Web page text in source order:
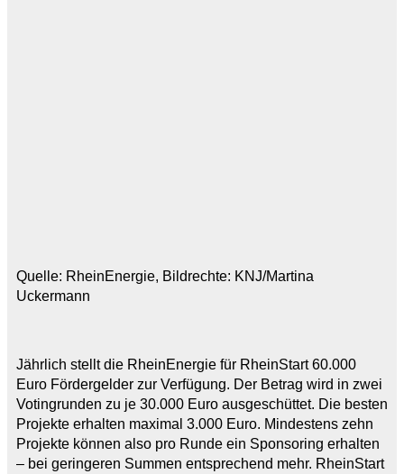
Quelle: RheinEnergie, Bildrechte: KNJ/Martina
Uckermann
Jährlich stellt die RheinEnergie für RheinStart 60.000
Euro Fördergelder zur Verfügung. Der Betrag wird in zwei
Votingrunden zu je 30.000 Euro ausgeschüttet. Die besten
Projekte erhalten maximal 3.000 Euro. Mindestens zehn
Projekte können also pro Runde ein Sponsoring erhalten
– bei geringeren Summen entsprechend mehr. RheinStart